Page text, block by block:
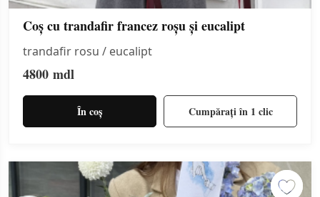
Coș cu trandafir francez roșu și eucalipt
trandafir rosu / eucalipt
4800 mdl
În coș Cumpărați în 1 clic